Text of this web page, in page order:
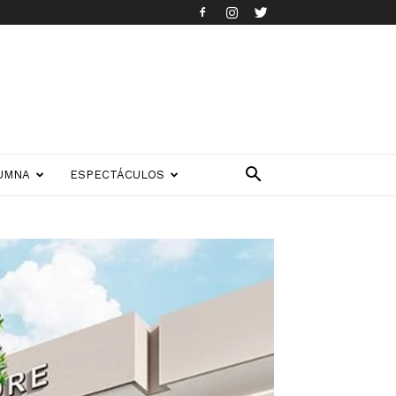
ESPECTÁCULOS